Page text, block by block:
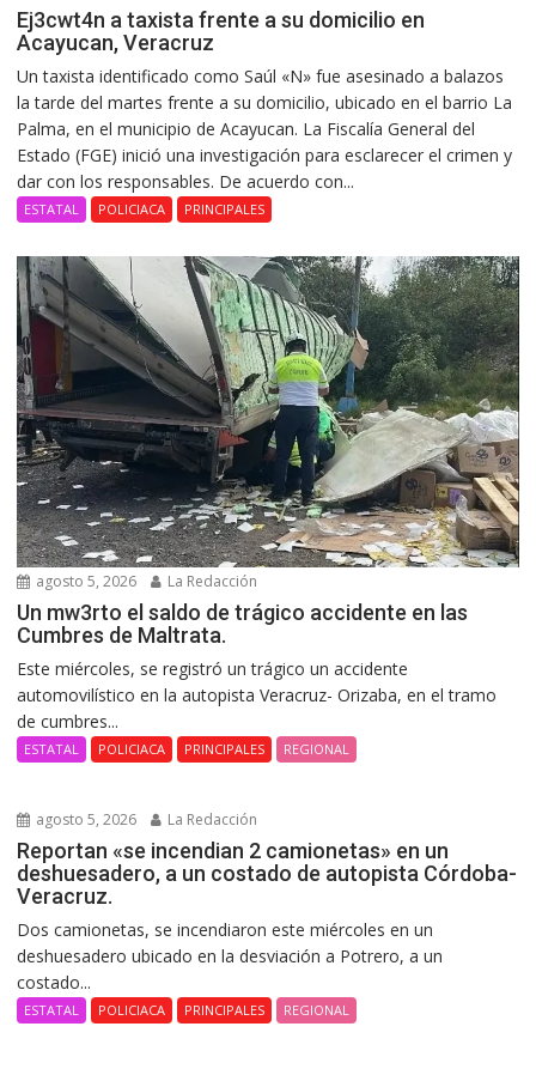
Ej3cwt4n a taxista frente a su domicilio en
Acayucan, Veracruz
Un taxista identificado como Saúl «N» fue asesinado a balazos
la tarde del martes frente a su domicilio, ubicado en el barrio La
Palma, en el municipio de Acayucan. La Fiscalía General del
Estado (FGE) inició una investigación para esclarecer el crimen y
dar con los responsables. De acuerdo con...
ESTATAL POLICIACA PRINCIPALES
agosto 5, 2026 La Redacción
Un mw3rto el saldo de trágico accidente en las
Cumbres de Maltrata.
Este miércoles, se registró un trágico un accidente
automovilístico en la autopista Veracruz- Orizaba, en el tramo
de cumbres...
ESTATAL POLICIACA PRINCIPALES REGIONAL
agosto 5, 2026 La Redacción
Reportan «se incendian 2 camionetas» en un
deshuesadero, a un costado de autopista Córdoba-
Veracruz.
Dos camionetas, se incendiaron este miércoles en un
deshuesadero ubicado en la desviación a Potrero, a un
costado...
ESTATAL POLICIACA PRINCIPALES REGIONAL